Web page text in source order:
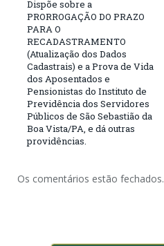
Dispõe sobre a
PRORROGAÇÃO DO PRAZO
PARA O
RECADASTRAMENTO
(Atualização dos Dados
Cadastrais) e a Prova de Vida
dos Aposentados e
Pensionistas do Instituto de
Previdência dos Servidores
Públicos de São Sebastião da
Boa Vista/PA, e dá outras
providências.
Os comentários estão fechados.